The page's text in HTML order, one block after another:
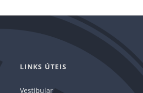
LINKS ÚTEIS
Vestibular